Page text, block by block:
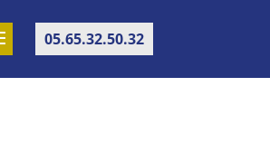
05.65.32.50.32